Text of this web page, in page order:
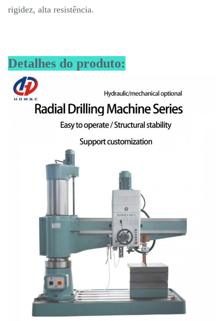
rigidez, alta resistência.
Detalhes do produto: